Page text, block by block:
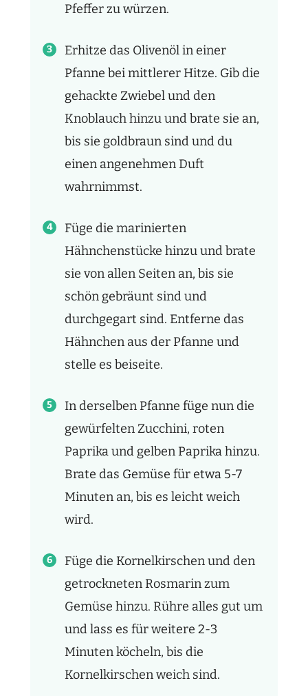
Pfeffer zu würzen.
Erhitze das Olivenöl in einer
Pfanne bei mittlerer Hitze. Gib die
gehackte Zwiebel und den
Knoblauch hinzu und brate sie an,
bis sie goldbraun sind und du
einen angenehmen Duft
wahrnimmst.
Füge die marinierten
Hähnchenstücke hinzu und brate
sie von allen Seiten an, bis sie
schön gebräunt sind und
durchgegart sind. Entferne das
Hähnchen aus der Pfanne und
stelle es beiseite.
In derselben Pfanne füge nun die
gewürfelten Zucchini, roten
Paprika und gelben Paprika hinzu.
Brate das Gemüse für etwa 5-7
Minuten an, bis es leicht weich
wird.
Füge die Kornelkirschen und den
getrockneten Rosmarin zum
Gemüse hinzu. Rühre alles gut um
und lass es für weitere 2-3
Minuten köcheln, bis die
Kornelkirschen weich sind.